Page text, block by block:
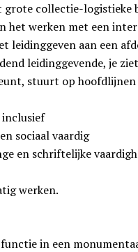
collectie-logistieke
het werken met een
leidinggeven aan een
leidinggevende, je
stuurt op
sociaal vaardig
en schriftelijke
werken.
in een